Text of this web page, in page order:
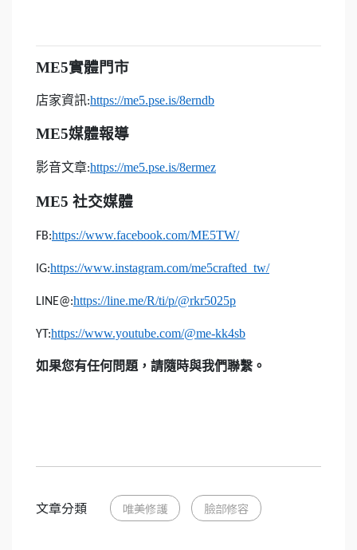
ME5實體門市
店家資訊:https://me5.pse.is/8erndb
ME5媒體報導
影音文章:https://me5.pse.is/8ermez
ME5 社交媒體
FB:https://www.facebook.com/ME5TW/
IG:https://www.instagram.com/me5crafted_tw/
LINE@:https://line.me/R/ti/p/@rkr5025p
YT:https://www.youtube.com/@me-kk4sb
如果您有任何問題，請隨時與我們聯繫。
文章分類 唯美修護 臉部修容